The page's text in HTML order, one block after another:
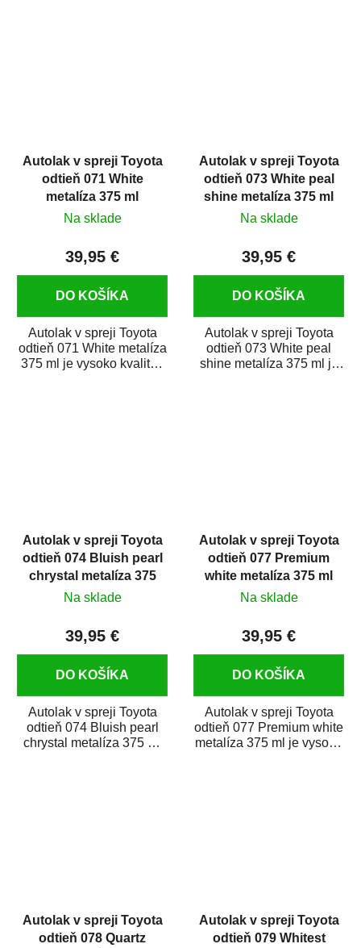
Autolak v spreji Toyota
odtieň 071 White
metalíza 375 ml
Na sklade
39,95 €
DO KOŠÍKA
Autolak v spreji Toyota
odtieň 071 White metalíza
375 ml je vysoko kvalitná
Autolak v spreji Toyota
odtieň 073 White peal
shine metalíza 375 ml
Na sklade
39,95 €
DO KOŠÍKA
Autolak v spreji Toyota
odtieň 073 White peal
shine metalíza 375 ml je
Autolak v spreji Toyota
odtieň 074 Bluish pearl
chrystal metalíza 375
ml
Na sklade
39,95 €
DO KOŠÍKA
Autolak v spreji Toyota
odtieň 074 Bluish pearl
chrystal metalíza 375 ml
Autolak v spreji Toyota
odtieň 077 Premium
white metalíza 375 ml
Na sklade
39,95 €
DO KOŠÍKA
Autolak v spreji Toyota
odtieň 077 Premium white
metalíza 375 ml je vysoko
Autolak v spreji Toyota
odtieň 078 Quartz
Autolak v spreji Toyota
odtieň 079 Whitest